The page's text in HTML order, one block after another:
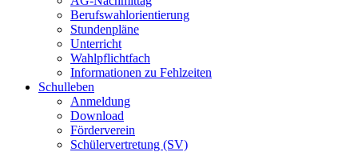
Berufswahlorientierung
Stundenpläne
Unterricht
Wahlpflichtfach
Informationen zu Fehlzeiten
Schulleben
Anmeldung
Download
Förderverein
Schülervertretung (SV)